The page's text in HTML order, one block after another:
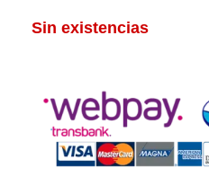
Sin existencias